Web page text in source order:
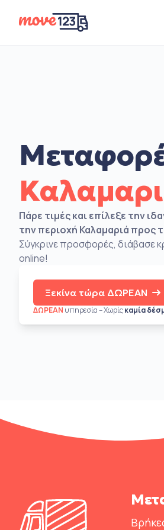
Πάρε τιμές και επίλεξε την
την περιοχή Καλαμαριά προς
Σύγκρινε προσφορές, διάβασε
online!
Ξεκίνα τώρα ΔΩΡΕΑΝ
ΔΩΡΕΑΝ υπηρεσία – Χωρίςκαμία